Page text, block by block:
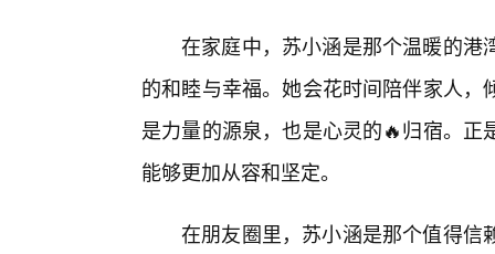
在家庭中，苏小涵是那个温暖的港
的和睦与幸福。她会花时间陪伴家人
是力量的源泉，也是心灵的🔥归宿。
能够更加从容和坚定。
在朋友圈里，苏小涵是那个值得信